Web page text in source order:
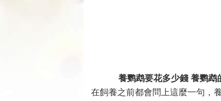
養鹦鹉要花多少錢 養鹦鹉
在飼養之前都會問上這麼一句，